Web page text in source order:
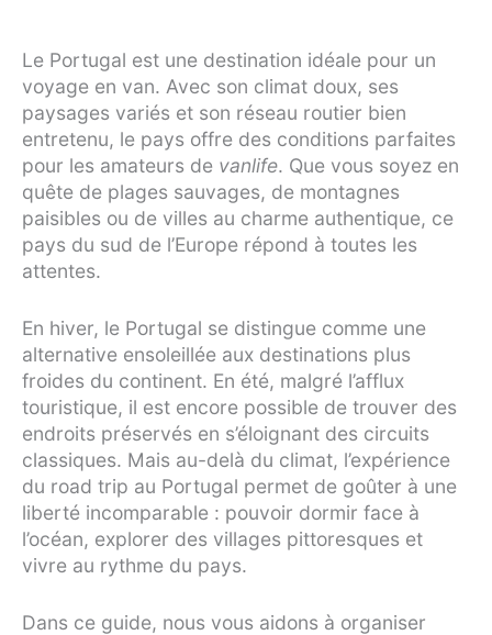
Le Portugal est une destination idéale pour un
voyage en van. Avec son climat doux, ses
paysages variés et son réseau routier bien
entretenu, le pays offre des conditions parfaites
pour les amateurs de vanlife. Que vous soyez en
quête de plages sauvages, de montagnes
paisibles ou de villes au charme authentique, ce
pays du sud de l’Europe répond à toutes les
attentes.
En hiver, le Portugal se distingue comme une
alternative ensoleillée aux destinations plus
froides du continent. En été, malgré l’afflux
touristique, il est encore possible de trouver des
endroits préservés en s’éloignant des circuits
classiques. Mais au-delà du climat, l’expérience
du road trip au Portugal permet de goûter à une
liberté incomparable : pouvoir dormir face à
l’océan, explorer des villages pittoresques et
vivre au rythme du pays.
Dans ce guide, nous vous aidons à organiser